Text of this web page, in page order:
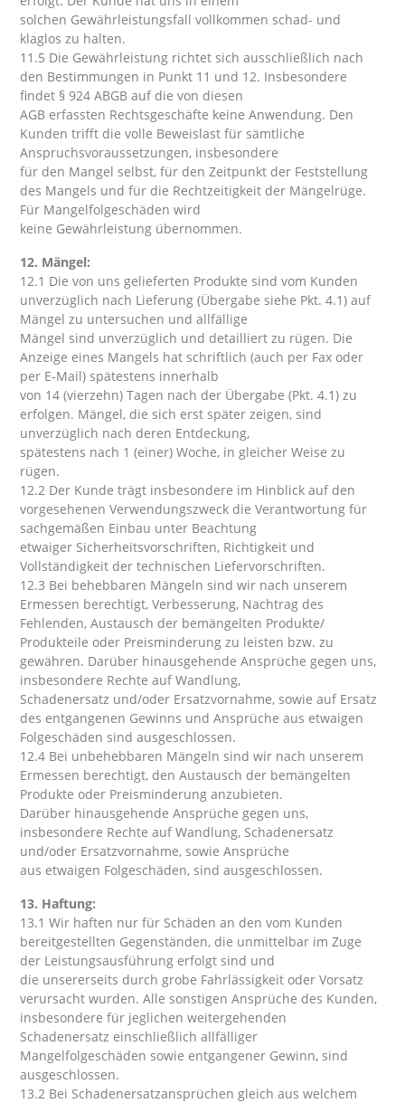
solchen Gewährleistungsfall vollkommen schad- und
klaglos zu halten.
11.5 Die Gewährleistung richtet sich ausschließlich nach
den Bestimmungen in Punkt 11 und 12. Insbesondere
findet § 924 ABGB auf die von diesen
AGB erfassten Rechtsgeschäfte keine Anwendung. Den
Kunden trifft die volle Beweislast für sämtliche
Anspruchsvoraussetzungen, insbesondere
für den Mangel selbst, für den Zeitpunkt der Feststellung
des Mangels und für die Rechtzeitigkeit der Mängelrüge.
Für Mangelfolgeschäden wird
keine Gewährleistung übernommen.
12. Mängel:
12.1 Die von uns gelieferten Produkte sind vom Kunden
unverzüglich nach Lieferung (Übergabe siehe Pkt. 4.1) auf
Mängel zu untersuchen und allfällige
Mängel sind unverzüglich und detailliert zu rügen. Die
Anzeige eines Mangels hat schriftlich (auch per Fax oder
per E-Mail) spätestens innerhalb
von 14 (vierzehn) Tagen nach der Übergabe (Pkt. 4.1) zu
erfolgen. Mängel, die sich erst später zeigen, sind
unverzüglich nach deren Entdeckung,
spätestens nach 1 (einer) Woche, in gleicher Weise zu
rügen.
12.2 Der Kunde trägt insbesondere im Hinblick auf den
vorgesehenen Verwendungszweck die Verantwortung für
sachgemäßen Einbau unter Beachtung
etwaiger Sicherheitsvorschriften, Richtigkeit und
Vollständigkeit der technischen Liefervorschriften.
12.3 Bei behebbaren Mängeln sind wir nach unserem
Ermessen berechtigt, Verbesserung, Nachtrag des
Fehlenden, Austausch der bemängelten Produkte/
Produkteile oder Preisminderung zu leisten bzw. zu
gewähren. Darüber hinausgehende Ansprüche gegen uns,
insbesondere Rechte auf Wandlung,
Schadenersatz und/oder Ersatzvornahme, sowie auf Ersatz
des entgangenen Gewinns und Ansprüche aus etwaigen
Folgeschäden sind ausgeschlossen.
12.4 Bei unbehebbaren Mängeln sind wir nach unserem
Ermessen berechtigt, den Austausch der bemängelten
Produkte oder Preisminderung anzubieten.
Darüber hinausgehende Ansprüche gegen uns,
insbesondere Rechte auf Wandlung, Schadenersatz
und/oder Ersatzvornahme, sowie Ansprüche
aus etwaigen Folgeschäden, sind ausgeschlossen.
13. Haftung:
13.1 Wir haften nur für Schäden an den vom Kunden
bereitgestellten Gegenständen, die unmittelbar im Zuge
der Leistungsausführung erfolgt sind und
die unsererseits durch grobe Fahrlässigkeit oder Vorsatz
verursacht wurden. Alle sonstigen Ansprüche des Kunden,
insbesondere für jeglichen weitergehenden
Schadenersatz einschließlich allfälliger
Mangelfolgeschäden sowie entgangener Gewinn, sind
ausgeschlossen.
13.2 Bei Schadenersatzansprüchen gleich aus welchem